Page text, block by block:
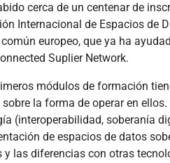
cerca de un centenar de
Internacional de Espacios de
europeo, que ya ha
Suplier Network.
módulos de formación
la forma de operar en
(interoperabilidad, soberanía
de espacios de datos
y las diferencias con otras